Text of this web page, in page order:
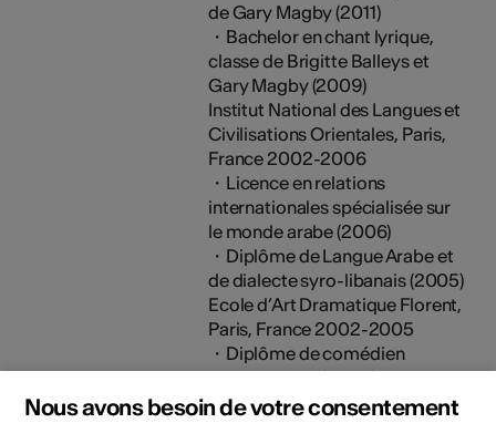
de Gary Magby (2011)
・Bachelor en chant lyrique,
classe de Brigitte Balleys et
Gary Magby (2009)
Institut National des Langues et
Civilisations Orientales, Paris,
France 2002-2006
・Licence en relations
internationales spécialisée sur
le monde arabe (2006)
・Diplôme de Langue Arabe et
de dialecte syro-libanais (2005)
Ecole d’Art Dramatique Florent,
Paris, France 2002-2005
・Diplôme de comédien
professionnel (2005)
Nous avons besoin de votre consentement